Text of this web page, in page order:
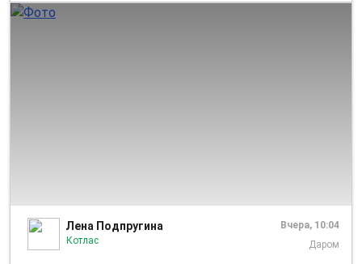
Лена Подпругина
Котлас
Вчера, 10:04
Даром